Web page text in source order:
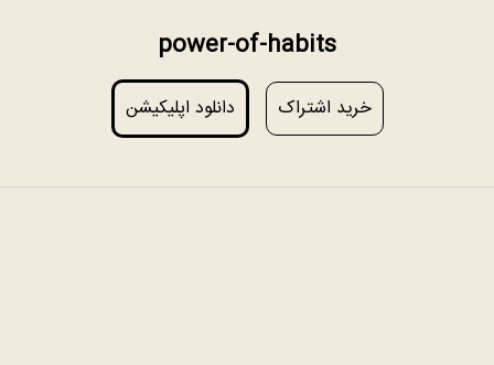
power-of-habits
خرید اشتراک دانلود اپلیکیشن